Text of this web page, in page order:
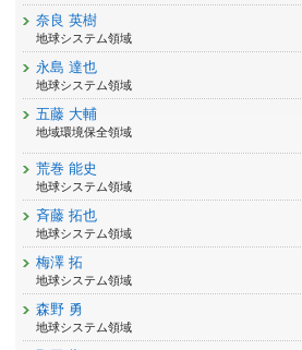
奈良 英樹
地球システム領域
永島 達也
地球システム領域
五藤 大輔
地域環境保全領域
荒巻 能史
地球システム領域
斉藤 拓也
地球システム領域
梅澤 拓
地球システム領域
森野 勇
地球システム領域